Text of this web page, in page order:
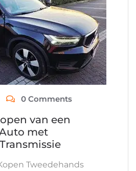
0 Comments
van een
met
Tweedehands